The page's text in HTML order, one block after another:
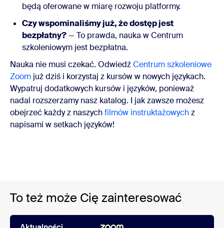
będą oferowane w miarę rozwoju platformy.
Czy wspominaliśmy już, że dostęp jest
bezpłatny?— To prawda, nauka w Centrum
szkoleniowym jest bezpłatna.
Nauka nie musi czekać. OdwiedźCentrum szkoleniowe
Zoom już dziś i korzystaj z kursów w nowych językach.
Wypatruj dodatkowych kursów i języków, ponieważ
nadal rozszerzamy nasz katalog. I jak zawsze możesz
obejrzeć każdy z naszychfilmów instruktażowychz
napisami w setkach języków!
To też może Cię zainteresować